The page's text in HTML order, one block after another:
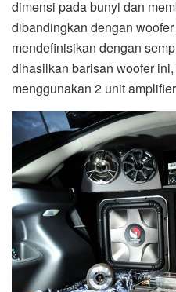
dimensi pada bunyi dan
dibandingkan dengan
mendefinisikan dengan
dihasilkan barisan woofer
menggunakan 2 unit